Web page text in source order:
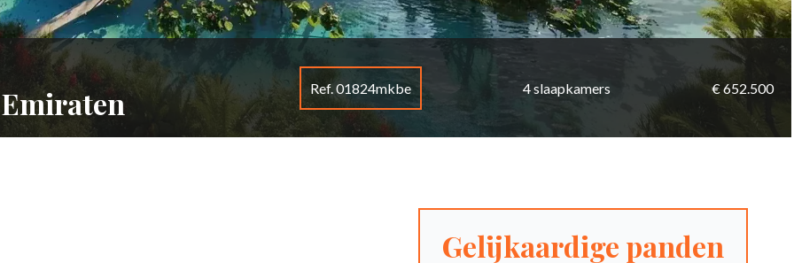
Ref. 01824mkbe 4 slaapkamers € 652.500
Gelijkaardige panden